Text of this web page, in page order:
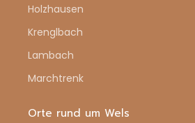
Holzhausen
Krenglbach
Lambach
Marchtrenk
Orte rund um Wels